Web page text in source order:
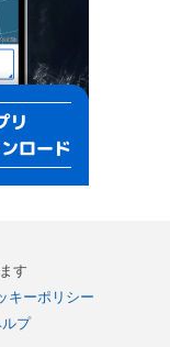
す
キーポリシー
プ